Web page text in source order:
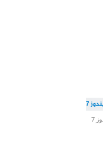
7